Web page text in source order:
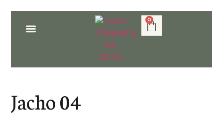
0
Jacho 04